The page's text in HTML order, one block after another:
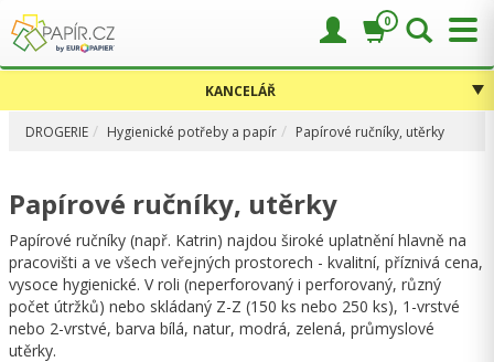
KANCELÁŘ
DROGERIE Hygienické potřeby a papír Papírové ručníky, utěrky
Papírové ručníky, utěrky
Papírové ručníky (např. Katrin) najdou široké uplatnění hlavně na
pracovišti a ve všech veřejných prostorech - kvalitní, příznivá cena,
vysoce hygienické. V roli (neperforovaný i perforovaný, různý
počet útržků) nebo skládaný Z-Z (150 ks nebo 250 ks), 1-vrstvé
nebo 2-vrstvé, barva bílá, natur, modrá, zelená, průmyslové
utěrky.
0